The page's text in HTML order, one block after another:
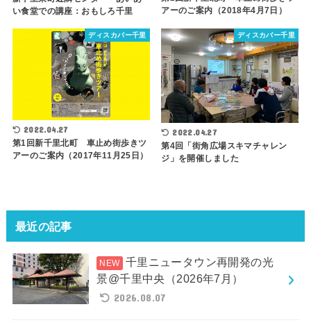
い食堂での講座：おもしろ千里
アーのご案内（2018年4月7日）
ディスカバー千里
2022.04.27
第1回新千里北町 車止め街歩きツ
アーのご案内（2017年11月25日）
ディスカバー千里
2022.04.27
第4回「街角広場スキマチャレン
ジ」を開催しました
最近の記事
千里ニュータウン再開発の光
景@千里中央（2026年7月）
2026.08.07